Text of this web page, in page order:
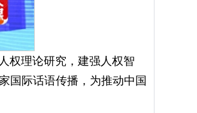
权理论研究，建强人权智
国际话语传播，为推动中国